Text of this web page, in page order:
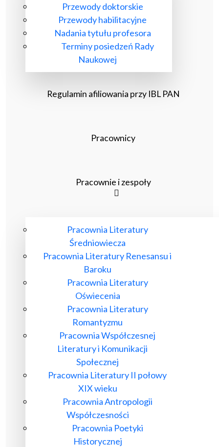
Przewody doktorskie
Przewody habilitacyjne
Nadania tytułu profesora
Terminy posiedzeń Rady
Naukowej
Regulamin afiliowania przy IBL PAN
Pracownicy
Pracownie i zespoły
Pracownia Literatury
Średniowiecza
Pracownia Literatury Renesansu i
Baroku
Pracownia Literatury
Oświecenia
Pracownia Literatury
Romantyzmu
Pracownia Współczesnej
Literatury i Komunikacji
Społecznej
Pracownia Literatury II połowy
XIX wieku
Pracownia Antropologii
Współczesności
Pracownia Poetyki
Historycznej